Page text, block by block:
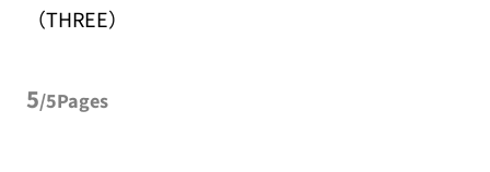
（THREE）
5/5Pages